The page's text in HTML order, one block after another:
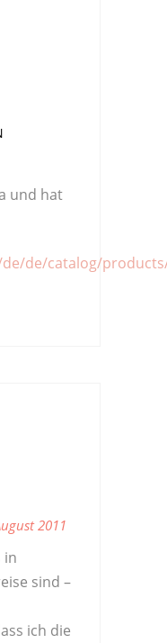
und hat
de/catalog/
2011
in
sind –
ich die